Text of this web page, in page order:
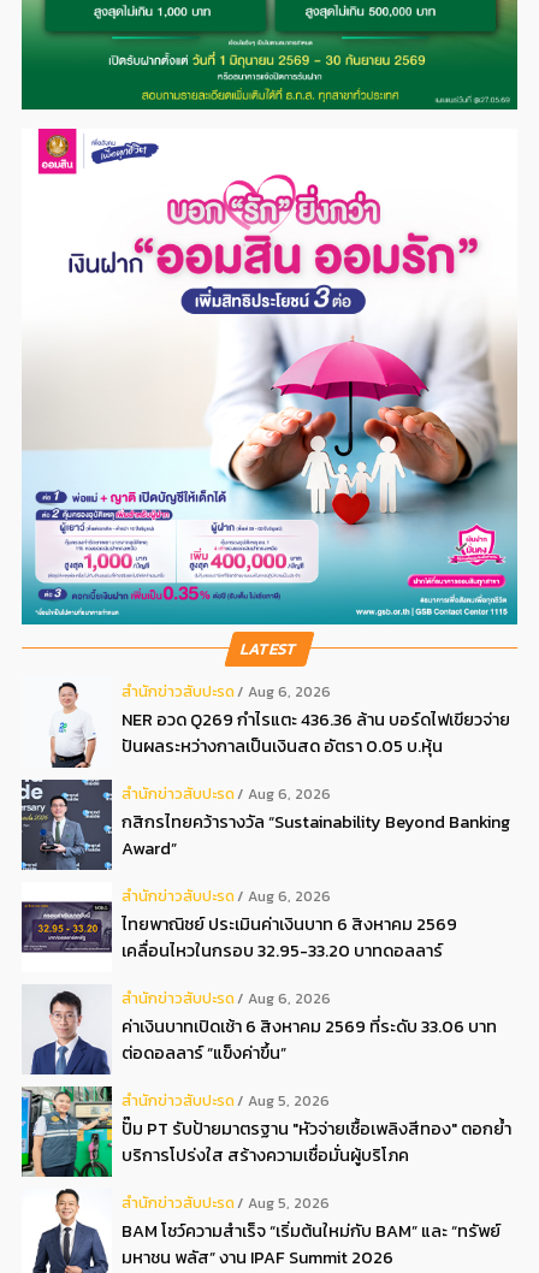
LATEST
สํานักข่าวสับปะรด
Aug 6, 2026
NER อวด Q269 กำไรแตะ 436.36 ล้าน บอร์ดไฟเขียวจ่าย
ปันผลระหว่างกาลเป็นเงินสด อัตรา 0.05 บ.หุ้น
สํานักข่าวสับปะรด Aug 6, 2026
กสิกรไทยคว้ารางวัล “Sustainability Beyond Banking
Award”
สํานักข่าวสับปะรด Aug 6, 2026
ไทยพาณิชย์ ประเมินค่าเงินบาท 6 สิงหาคม 2569
เคลื่อนไหวในกรอบ 32.95-33.20 บาทดอลลาร์
สํานักข่าวสับปะรด Aug 6, 2026
ค่าเงินบาทเปิดเช้า 6 สิงหาคม 2569 ที่ระดับ 33.06 บาท
ต่อดอลลาร์ “แข็งค่าขึ้น”
สํานักข่าวสับปะรด Aug 5, 2026
ปั๊ม PT รับป้ายมาตรฐาน "หัวจ่ายเชื้อเพลิงสีทอง" ตอกย้ำ
บริการโปร่งใส สร้างความเชื่อมั่นผู้บริโภค
สํานักข่าวสับปะรด Aug 5, 2026
BAM โชว์ความสำเร็จ “เริ่มต้นใหม่กับ BAM” และ “ทรัพย์
มหาชน พลัส” งาน IPAF Summit 2026